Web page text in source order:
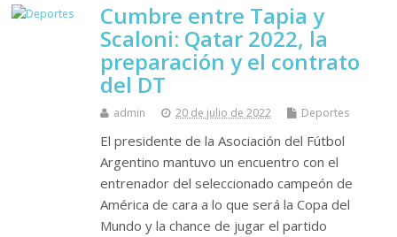
Cumbre entre Tapia y
Scaloni: Qatar 2022, la
preparación y el contrato
del DT
admin 20 de julio de 2022 Deportes
El presidente de la Asociación del Fútbol
Argentino mantuvo un encuentro con el
entrenador del seleccionado campeón de
América de cara a lo que será la Copa del
Mundo y la chance de jugar el partido